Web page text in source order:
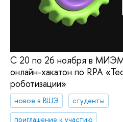
С 20 по 26 ноября в
онлайн-хакатон по RPA
роботизации»
новое в ВШЭ
студенты
приглашение к участию